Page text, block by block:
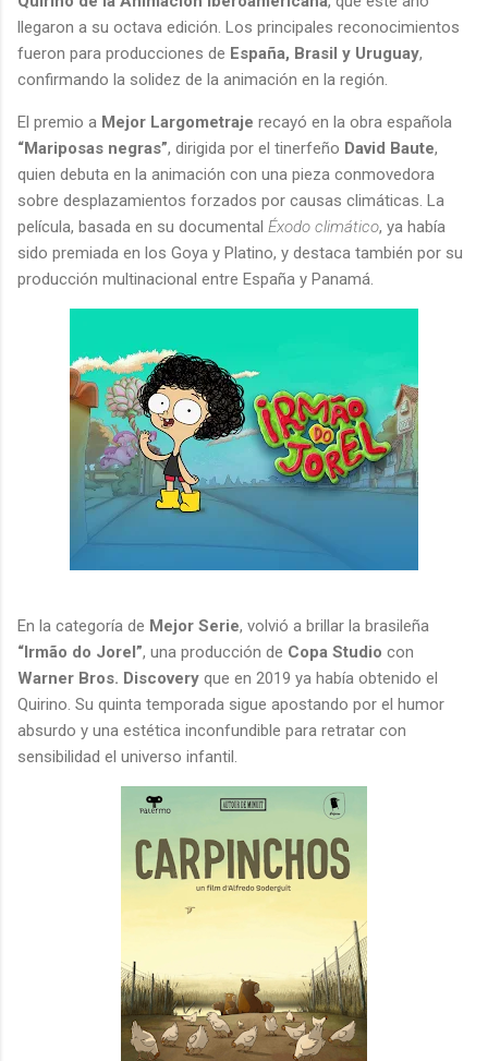
llegaron a su octava edición. Los principales reconocimientos
fueron para producciones de España, Brasil y Uruguay,
confirmando la solidez de la animación en la región.
El premio a Mejor Largometraje recayó en la obra española
“Mariposas negras”, dirigida por el tinerfeño David Baute,
quien debuta en la animación con una pieza conmovedora
sobre desplazamientos forzados por causas climáticas. La
película, basada en su documental Éxodo climático, ya había
sido premiada en los Goya y Platino, y destaca también por su
producción multinacional entre España y Panamá.
En la categoría de Mejor Serie, volvió a brillar la brasileña
“Irmão do Jorel”, una producción de Copa Studio con
Warner Bros. Discovery que en 2019 ya había obtenido el
Quirino. Su quinta temporada sigue apostando por el humor
absurdo y una estética inconfundible para retratar con
sensibilidad el universo infantil.